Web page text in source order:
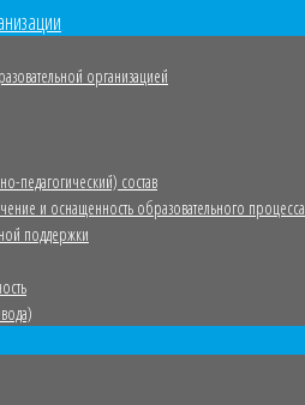
организацией
педагогический) состав
и оснащенность образовательного процесса
поддержки